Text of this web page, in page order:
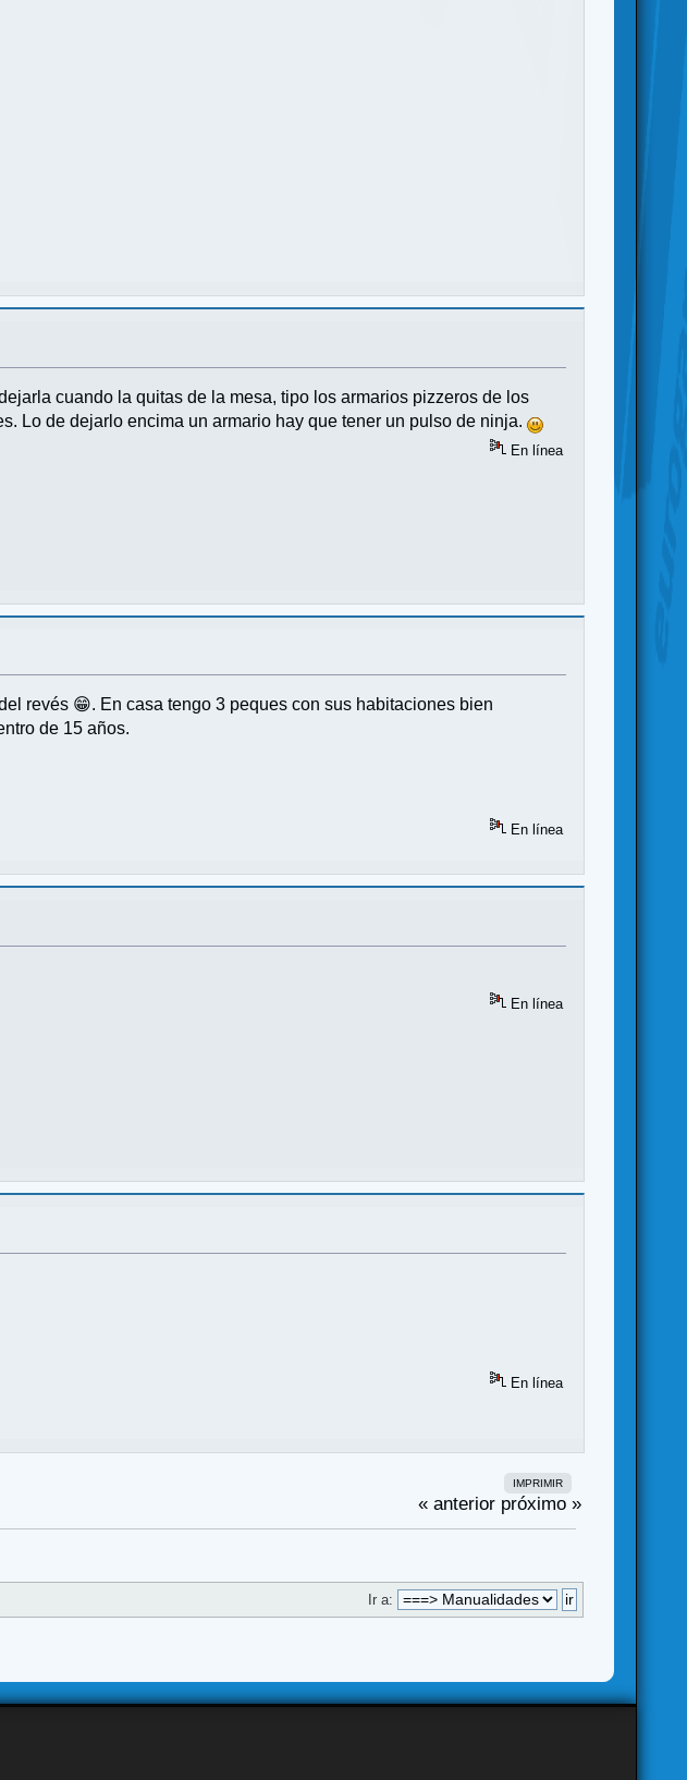
cuando la quitas de la mesa, tipo los armarios pizzeros de los
Lo de dejarlo encima un armario hay que tener un pulso de ninja.
En línea
revés 😁. En casa tengo 3 peques con sus habitaciones bien
de 15 años.
En línea
En línea
En línea
IMPRIMIR
« anterior próximo »
Ir a: